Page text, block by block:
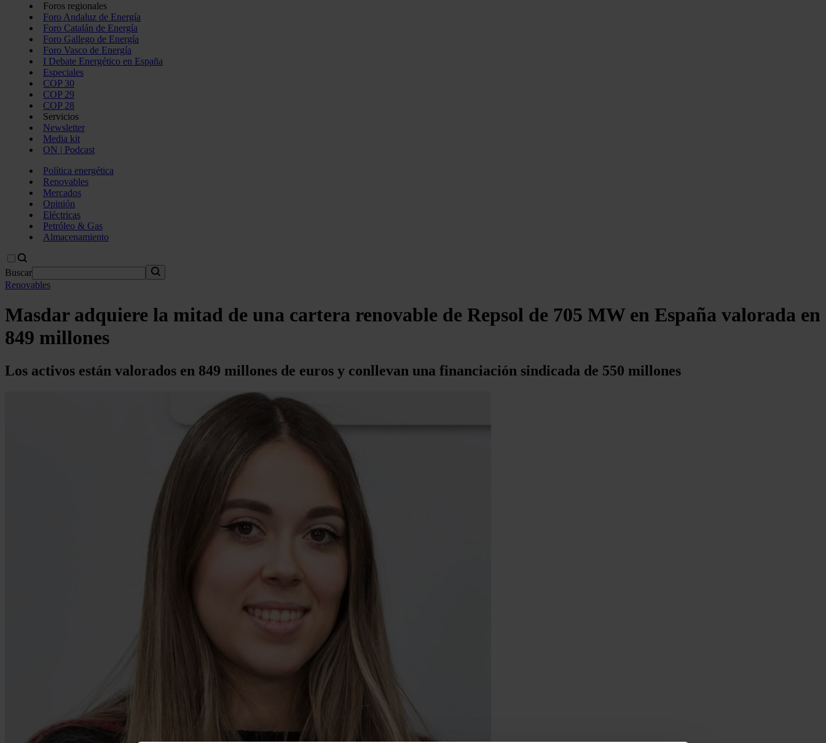
Foros regionales
Foro Andaluz de Energía
Foro Catalán de Energía
Foro Gallego de Energía
Foro Vasco de Energía
I Debate Energético en España
Especiales
COP 30
COP 29
COP 28
Servicios
Newsletter
Media kit
ON | Podcast
Política energética
Renovables
Mercados
Opinión
Eléctricas
Petróleo & Gas
Almacenamiento
Buscar
Renovables
Masdar adquiere la mitad de una cartera renovable de Repsol de 705 MW en España valorada en
849 millones
Los activos están valorados en 849 millones de euros y conllevan una financiación sindicada de 550 millones